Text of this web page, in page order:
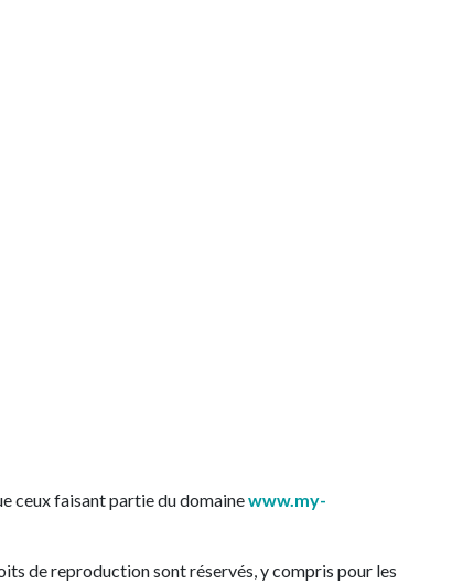
ceux faisant partie du domainewww.my-
de reproduction sont réservés, y compris pour les